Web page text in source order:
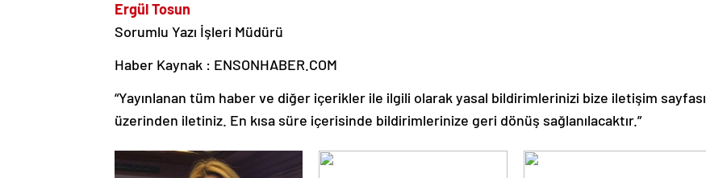
Ergül Tosun
Sorumlu Yazı İşleri Müdürü
Haber Kaynak : ENSONHABER.COM
“Yayınlanan tüm haber ve diğer içerikler ile ilgili olarak yasal bildirimlerinizi bize iletişim sayfası
üzerinden iletiniz. En kısa süre içerisinde bildirimlerinize geri dönüş sağlanılacaktır.”